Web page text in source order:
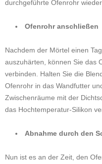
durchgeführte Ofenrohr
Ofenrohr anschließen
Nachdem der Mörtel einen
auszuhärten, können Sie das
verbinden. Halten Sie die
Ofenrohr in das Wandfutter
Zwischenräume mit der
das Hochtemperatur-Silikon
Abnahme durch den
Nun ist es an der Zeit, den